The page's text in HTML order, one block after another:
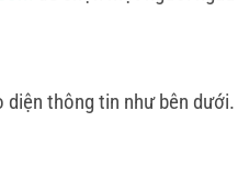
diện thông tin như bên dưới.